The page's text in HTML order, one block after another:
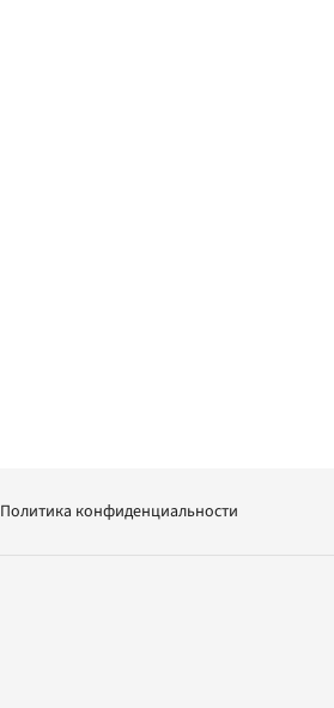
Политика конфиденциальности